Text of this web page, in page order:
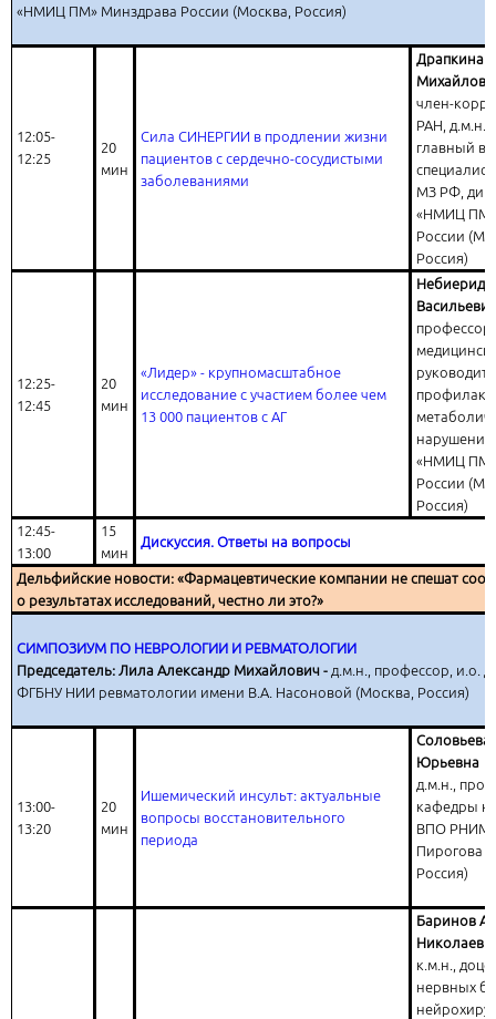
«НМИЦ ПМ» Минздрава России (Москва, Россия)
12:05-
12:25
20
мин
Сила СИНЕРГИИ в продлении жизни
пациентов с сердечно-сосудистыми
заболеваниями
Драпкина
член-
РАН, д.м.н.,
главный
МЗ РФ,
«НМИЦ ПМ»
России
Россия)
12:25-
12:45
20
мин
«Лидер» - крупномасштабное
исследование с участием более чем
13 000 пациентов с АГ
Васильевич
«НМИЦ ПМ»
России
Россия)
12:45-
13:00
15
мин
Дискуссия. Ответы на вопросы
Дельфийские новости: «Фармацевтические компании не спешат
о результатах исследований, честно ли это?»
СИМПОЗИУМ ПО НЕВРОЛОГИИ И РЕВМАТОЛОГИИ
Председатель: Лила Александр Михайлович - д.м.н., профессор, и.о.
ФГБНУ НИИ ревматологии имени В.А. Насоновой (Москва, Россия)
13:00-
13:20
20
мин
Ишемический инсульт: актуальные
вопросы восстановительного
периода
Соловьева
Юрьевна
д.м.н.,
кафедры
ВПО
Пирогова
Россия)
Баринов
к.м.н.,
нервных